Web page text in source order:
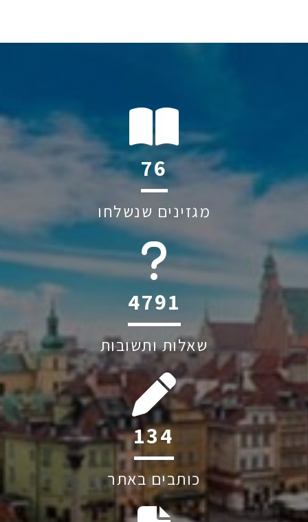
109
מגזינים שנשלחו
6045
שאלות ותשובות
191
כותבים באתר